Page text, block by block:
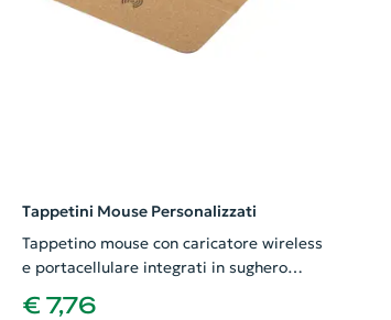
Tappetini Mouse Personalizzati
Tappetino mouse con caricatore wireless
e portacellulare integrati in sughero
naturale 205x265mm
€ 7,76